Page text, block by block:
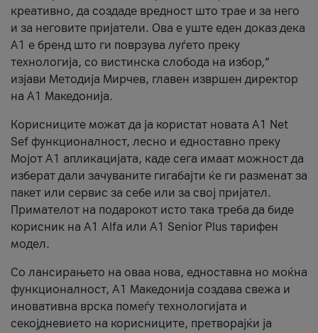
креативно, да создаде вредност што трае и за него
и за неговите пријатели. Ова е уште еден доказ дека
А1 е бренд што ги поврзува луѓето преку
технологија, со вистинска слобода на избор,“
изјави Методија Мирчев, главен извршен директор
на А1 Македонија.
Корисниците можат да ја користат новата А1 Net
Sef функционалност, лесно и едноставно преку
Мојот А1 апликацијата, каде сега имаат можност да
изберат дали зачуваните гигабајти ќе ги разменат за
пакет или сервис за себе или за свој пријател.
Примателот на подарокот исто така треба да биде
корисник на А1 Alfa или A1 Senior Plus тарифен
модел.
Со лансирањето на оваа нова, едноставна но моќна
функционалност, А1 Македонија создава свежа и
иновативна врска помеѓу технологијата и
секојдневието на корисниците, претворајќи ја